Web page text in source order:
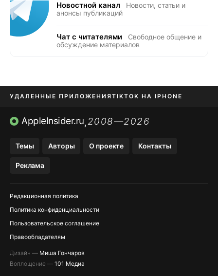
Новостной канал
Новости, статьи и
анонсы публикаций
Чат с читателями
Свободное общение и
обсуждение материалов
УДАЛЕННЫЕ ПРИЛОЖЕНИЯTIKTOK НА IPHONE
ПРИЛОЖЕНИЯ БЕЗ APP STORE
AppleInsider.ru,2008—2026
Темы Авторы О проекте Контакты
Реклама
Редакционная политика
Политика конфиденциальности
Пользовательское соглашение
Правообладателям
Дизайн — Миша Гончаров
Воплощение — 101 Медиа